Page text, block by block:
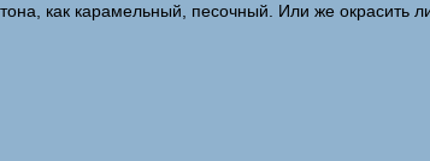
тона, как карамельный, песочный. Или же окрасить